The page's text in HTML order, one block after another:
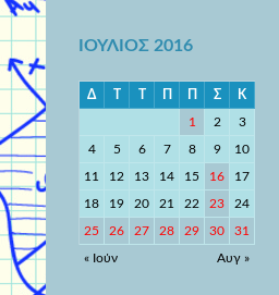
ΙΟΎΛΙΟΣ 2016
Δ Τ Τ Π Π Σ Κ
1 2 3
4 5 6 7 8 9 10
11 12 13 14 15 16 17
18 19 20 21 22 23 24
25 26 27 28 29 30 31
« Ιούν Αυγ »